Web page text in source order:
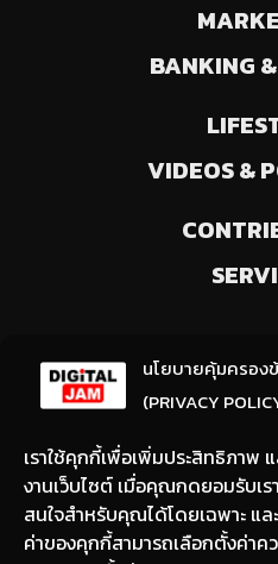
นโยบายคุ้มครอ
(PRIVACY
เราใช้คุกกี้เพื่อเพิ่มประสิทธิภาพ
งานเว็บไซต์ เมื่อคุณกดยอมรับเ
สนใจสำหรับคุณได้โดยเฉพาะ แ
ค่าของคุกกี้สามารถเลือกตั้งค่า
BANKING
VIDEOS &
(ให้มีการเลือกความสนใจ / ช